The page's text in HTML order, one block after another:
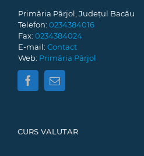
Primăria Pârjol, Județul Bacău
Telefon: 0234384016
Fax: 0234384024
E-mail: Contact
Web: Primăria Pârjol
CURS VALUTAR